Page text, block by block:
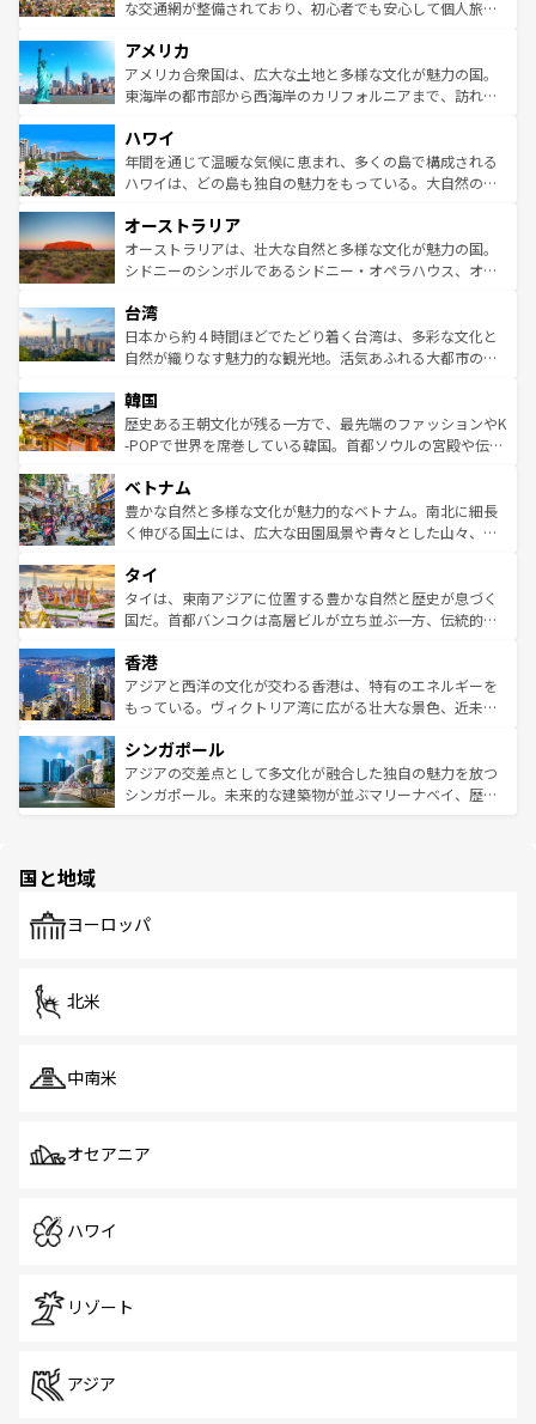
を参照してほしい。
戦など、本場だからこそできる体験も豊富。イギリスを旅
ンツ一覧を参照してほしい。
な交通網が整備されており、初心者でも安心して個人旅行
の建物がそのまま残る町や、スイスならではのユニークな
博物館もあり、アルプス観光だけでなく町歩きも満喫する
ことができる。国民の所得が高いため物価も高いが、旅行
ば市内交通費無料で観光を楽しむこともできる。 なお、新
着のスイス情報はコンテンツ一覧 を参照してほしい。
アメリカ
アメリカ合衆国は、広大な土地と多様な文化が魅力の国。
東海岸の都市部から西海岸のカリフォルニアまで、訪れる
のような巨大都市は、観光、ショッピング、エンターテイ
ンメントが詰まった刺激的なスポットだ。一方、アメリカ
西部には大自然が広がり、グランドキャニオンやイエロー
部のニューオーリンズでは、音楽と美食が融合した独特の
文化が魅力。旅行者はアメリカの各地域で異なる魅力を楽
しみながら、その多様性と豊かな歴史を感じることができ
ならではの贅沢な旅のスタイルだ。 なお、新着のアメリカ
情報はコンテンツ一覧を参照してほしい。
ハワイ
年間を通じて温暖な気候に恵まれ、多くの島で構成される
ハワイは、どの島も独自の魅力をもっている。大自然の神
ワイ島は見逃せない。また、定番の観光地といえばオアフ
島だが、静かな自然を求めるならマウイ島やカウアイ島が
おすすめ。エメラルドグリーンに輝く海をはじめ、豊かな
れるおもてなしの心で訪れる人々を迎えてくれるハワイの
人々、おいしいローカルフードやハワイアンミュージッ
ク、伝統的なフラダンスなど、すべてがハワイの魅力を彩
ワイを、存分に味わってほしい。 なお、新着のハワイ情報
はコンテンツ一覧を参照してほしい。
オーストラリア
オーストラリアは、壮大な自然と多様な文化が魅力の国。
シドニーのシンボルであるシドニー・オペラハウス、オー
リアリーフや大陸中央部にそびえるウルル（エアーズロッ
ク）、タスマニアの美しい原生林やケアンズの熱帯雨林な
ど、見どころがたくさん。また、カフェやワイン、オージ
いる。アクティビティも充実しており、サーフィンやダイ
ビング、ハイキングなど、アウトドア好きにはたまらな
い。オーストラリアの多彩な魅力を存分に味わいつくそ
参照してほしい。
台湾
日本から約４時間ほどでたどり着く台湾は、多彩な文化と
自然が織りなす魅力的な観光地。活気あふれる大都市の台
ン）、静ひつな山岳地帯である台湾東部など、都市の喧騒
と山間の静けさが共存しており、訪れる人に新しい発見と
驚きをもたらしてくれる。また、奥深い台湾の食文化も魅
容にもいいと評判のスイーツなど、バラエティ豊かな料理
が味わえる。 なお、新着の台湾情報は コンテンツ一覧を参
照してほしい。
韓国
歴史ある王朝文化が残る一方で、最先端のファッションやK
-POPで世界を席巻している韓国。首都ソウルの宮殿や伝統
き、地方に足を延ばせば四季折々の自然美を楽しむことが
できる。そして、キムチや焼肉、絶品のストリートフード
まで、さまざまな韓国料理が待っている。夜には、韓国な
リティに包まれながら、韓国の多彩な魅力を心ゆくまで味
わってみてほしい。 なお、新着の韓国情報はコンテンツ一
覧を参照してほしい。
ベトナム
豊かな自然と多様な文化が魅力的なベトナム。南北に細長
く伸びる国土には、広大な田園風景や青々とした山々、世
急速な発展と共に伝統が息づく。ハノイの古い町並みやホ
ーチミン市のフランス統治時代の建物も、独特の雰囲気を
醸し出している。また、バラエティの豊かさとおいしさで
とつ。フォーやバインミー、ベトナムコーヒーなどは、ぜ
ひ現地で味わいたい。どの地域を訪れてもあたたかい人々
が旅行者を迎えてくれるので、きっと忘れられない旅にな
参照してほしい。
タイ
タイは、東南アジアに位置する豊かな自然と歴史が息づく
国だ。首都バンコクは高層ビルが立ち並ぶ一方、伝統的な
の活気が交差している。北部ではチェンマイなどの山岳地
帯で自然と触れ合い、南部ではプーケットやクラビの美し
いビーチでリゾート気分を楽しむことができる。タイ料理
激する。気候は一年中温暖で、どの季節にも異なる楽しみ
が待っている。親しみやすいタイの人々、仏教を中心とし
た文化、そして多様な観光資源が、訪れる旅人を魅了し続
香港
アジアと西洋の文化が交わる香港は、特有のエネルギーを
もっている。ヴィクトリア湾に広がる壮大な景色、近未来
み、どこを訪れても感動するはず。観光スポットが密集し
ており、効率よく見どころを回れるのも魅力。息をのむよ
うな絶景から文化的な体験まで、香港を存分に楽しみ尽く
シンガポール
アジアの交差点として多文化が融合した独自の魅力を放つ
シンガポール。未来的な建築物が並ぶマリーナベイ、歴史
で、ホーカーズは地元の風情を楽しめる外せないスポット
国と地域
ヨーロッパ
北米
中南米
オセアニア
ハワイ
リゾート
アジア